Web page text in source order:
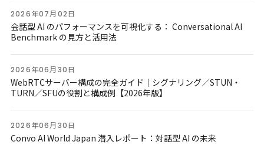
2026年07月02日
会話型 AI のパフォーマンスを可視化する： Conversational AI
Benchmark の見方と活用法
2026年06月30日
WebRTCサーバー構成の完全ガイド｜シグナリング／STUN・
TURN／SFUの役割と構成例【2026年版】
2026年06月30日
Convo AI World Japan 潜入レポート：対話型 AI の未来